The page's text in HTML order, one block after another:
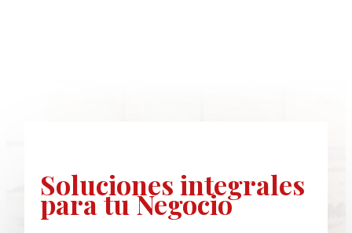
Solucionesintegrales
para tu Negocio